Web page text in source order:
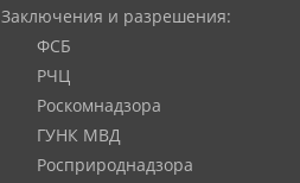
Заключения и разрешения:
ФСБ
РЧЦ
Роскомнадзора
ГУНК МВД
Росприроднадзора